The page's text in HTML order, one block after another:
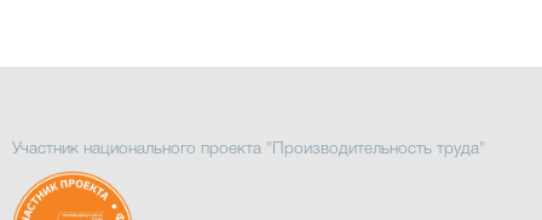
Участник национального проекта "Производительность труда"